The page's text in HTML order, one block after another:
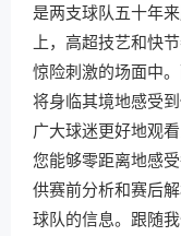
是两支球队五十年
上，高超技艺和快
惊险刺激的场面中
将身临其境地感受
广大球迷更好地观
您能够零距离地感
供赛前分析和赛后
球队的信息。跟随